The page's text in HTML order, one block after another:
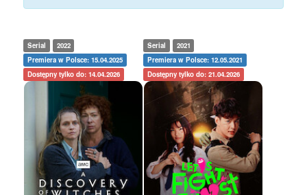
Serial
2022
Premiera w Polsce: 15.04.2025
Dostępny tylko do: 14.04.2026
Serial
2021
Premiera w Polsce: 12.05.2021
Dostępny tylko do: 21.04.2026